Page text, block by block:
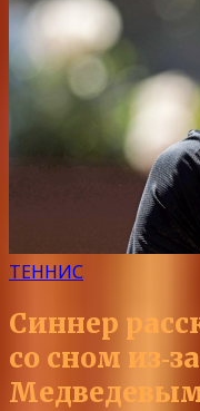
ТЕННИС
Синнер
со сном